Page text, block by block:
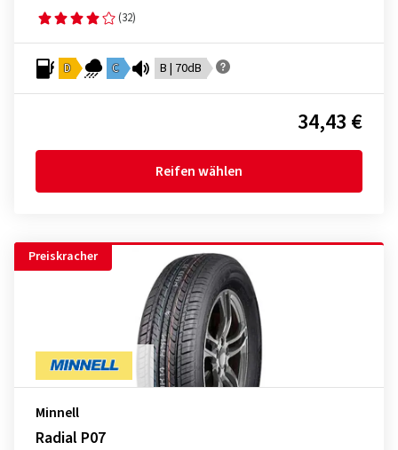
(32)
D C B | 70dB
34,43 €
Reifen wählen
Preiskracher
Minnell
Radial P07